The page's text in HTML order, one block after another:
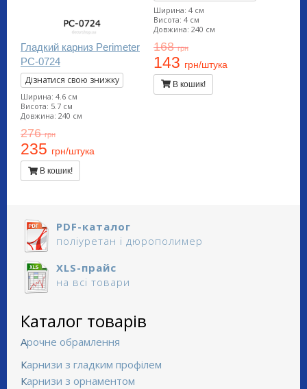
Гладкий карниз Perimeter
PC-0724
Дізнатися свою знижку
Ширина: 4.6 см
Висота: 5.7 см
Довжина: 240 см
276грн
235 грн/штука
В кошик!
Ширина: 4 см
Висота: 4 см
Довжина: 240 см
168грн
143 грн/штука
В кошик!
PDF-каталог
поліуретан і дюрополимер
XLS-прайс
на всі товари
Каталог товарів
Арочне обрамлення
Карнизи з гладким профілем
Карнизи з орнаментом